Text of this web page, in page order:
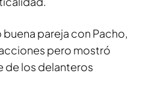
buena pareja con Pacho,
pero mostró
de los delanteros